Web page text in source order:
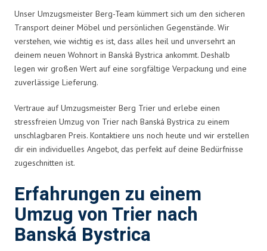
Unser Umzugsmeister Berg-Team kümmert sich um den sicheren
Transport deiner Möbel und persönlichen Gegenstände. Wir
verstehen, wie wichtig es ist, dass alles heil und unversehrt an
deinem neuen Wohnort in Banská Bystrica ankommt. Deshalb
legen wir großen Wert auf eine sorgfältige Verpackung und eine
zuverlässige Lieferung.
Vertraue auf Umzugsmeister Berg Trier und erlebe einen
stressfreien Umzug von Trier nach Banská Bystrica zu einem
unschlagbaren Preis. Kontaktiere uns noch heute und wir erstellen
dir ein individuelles Angebot, das perfekt auf deine Bedürfnisse
zugeschnitten ist.
Erfahrungen zu einem
Umzug von Trier nach
Banská Bystrica